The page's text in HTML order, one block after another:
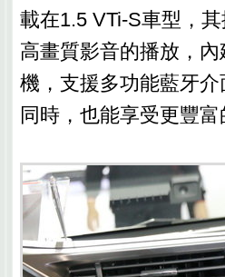
載在1.5 VTi-S車型，
高畫質影音的播放，
機，支援多功能藍牙
同時，也能享受更豐